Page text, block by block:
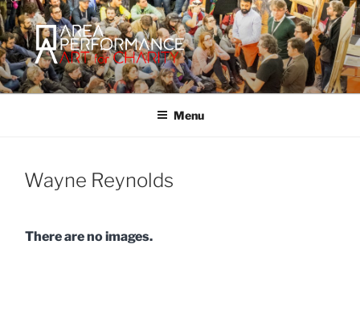
Salta
al
contenuto
AREA PERFORMANCE
Sito ufficiale della Onlus Area Performance.
Menu
Wayne Reynolds
There are no images.